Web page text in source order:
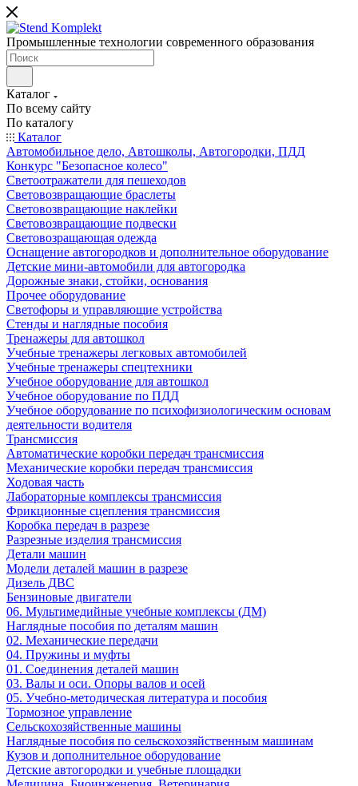
Промышленные технологии современного образования
Каталог
По всему сайту
По каталогу
Каталог
Автомобильное дело, Автошколы, Автогородки, ПДД
Конкурс "Безопасное колесо"
Светоотражатели для пешеходов
Световозвращающие браслеты
Световозвращающие наклейки
Световозвращающие подвески
Световозращающая одежда
Оснащение автогородков и дополнительное оборудование
Детские мини-автомобили для автогородка
Дорожные знаки, стойки, основания
Прочее оборудование
Светофоры и управляющие устройства
Стенды и наглядные пособия
Тренажеры для автошкол
Учебные тренажеры легковых автомобилей
Учебные тренажеры спецтехники
Учебное оборудование для автошкол
Учебное оборудование по ПДД
Учебное оборудование по психофизиологическим основам
деятельности водителя
Трансмиссия
Автоматические коробки передач трансмиссия
Механические коробки передач трансмиссия
Ходовая часть
Лабораторные комплексы трансмиссия
Фрикционные сцепления трансмиссия
Коробка передач в разрезе
Разрезные изделия трансмиссия
Детали машин
Модели деталей машин в разрезе
Дизель ДВС
Бензиновые двигатели
06. Мультимедийные учебные комплексы (ДМ)
Наглядные пособия по деталям машин
02. Механические передачи
04. Пружины и муфты
01. Соединения деталей машин
03. Валы и оси. Опоры валов и осей
05. Учебно-методическая литература и пособия
Тормозное управление
Сельскохозяйственные машины
Наглядные пособия по сельскохозяйственным машинам
Кузов и дополнительное оборудование
Детские автогородки и учебные площадки